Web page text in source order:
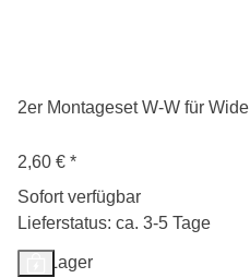
2er Montageset W-W für Wide
2,60 € *
Sofort verfügbar
Lieferstatus: ca. 3-5 Tage
Auf Lager